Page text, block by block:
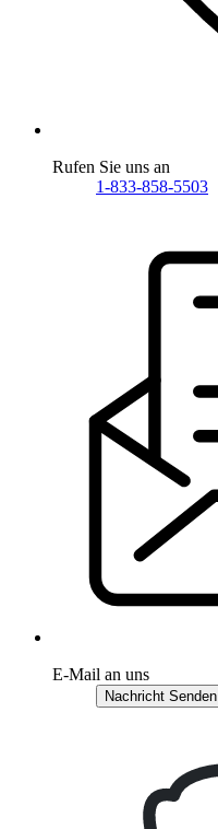
Rufen Sie uns an
1-833-858-5503
E-Mail an uns
Nachricht Senden